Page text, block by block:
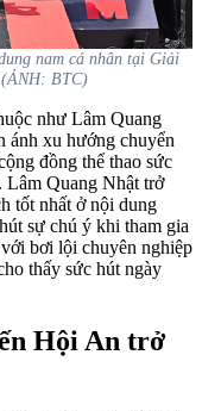
nam cá nhân tại Giải
BTC)
như Lâm Quang
ánh xu hướng chuyển
đồng thể thao sức
Lâm Quang Nhật trở
tốt nhất ở nội dung
sự chú ý khi tham gia
bơi lội chuyên nghiệp
thấy sức hút ngày
Hội An trở